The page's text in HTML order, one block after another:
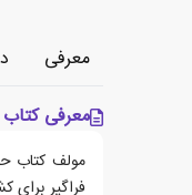
معرفی
معرفی کتاب
مولف کتاب
فراگیر